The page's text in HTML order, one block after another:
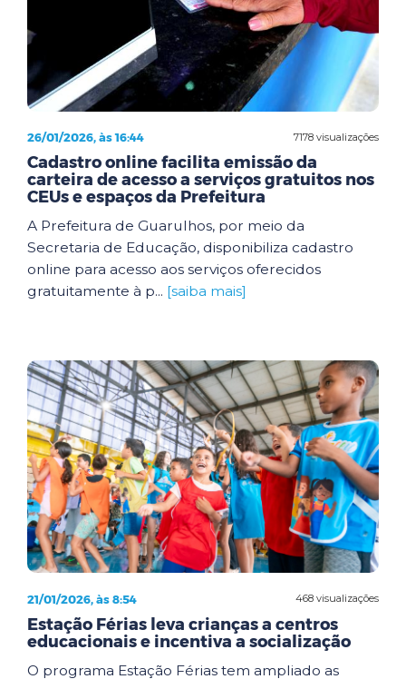
7178 visualizações
26/01/2026, às 16:44
Cadastro online facilita emissão da
carteira de acesso a serviços gratuitos nos
CEUs e espaços da Prefeitura
A Prefeitura de Guarulhos, por meio da
Secretaria de Educação, disponibiliza cadastro
online para acesso aos serviços oferecidos
gratuitamente à p... [saiba mais]
468 visualizações
21/01/2026, às 8:54
Estação Férias leva crianças a centros
educacionais e incentiva a socialização
O programa Estação Férias tem ampliado as